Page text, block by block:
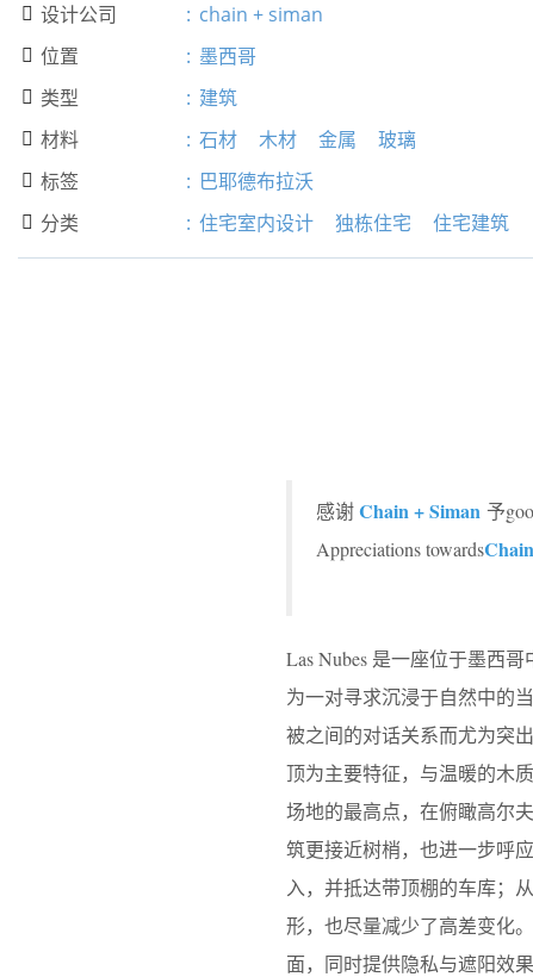
 设计公司 : chain + siman
 位置 : 墨西哥
 类型 : 建筑
 材料 : 石材 木材 金属 玻璃
 标签 : 巴耶德布拉沃
 分类 : 住宅室内设计 独栋住宅 住宅建筑
感谢Chain + Siman 予
Appreciations towards
Las Nubes 是一座位于墨西
为一对寻求沉浸于自然中的
被之间的对话关系而尤为突
顶为主要特征，与温暖的木
场地的最高点，在俯瞰高尔
筑更接近树梢，也进一步呼
入，并抵达带顶棚的车库；
形，也尽量减少了高差变化
面，同时提供隐私与遮阳效果